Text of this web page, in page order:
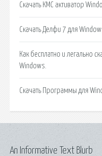
Скачать КМС активатор
Скачать Делфи 7 для
Как бесплатно и легально
Windows.
Скачать Программы для
An Informative Text Blurb